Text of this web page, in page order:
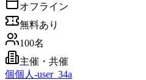
オフライン
無料あり
100名
主催・共催
個個人-user_34a